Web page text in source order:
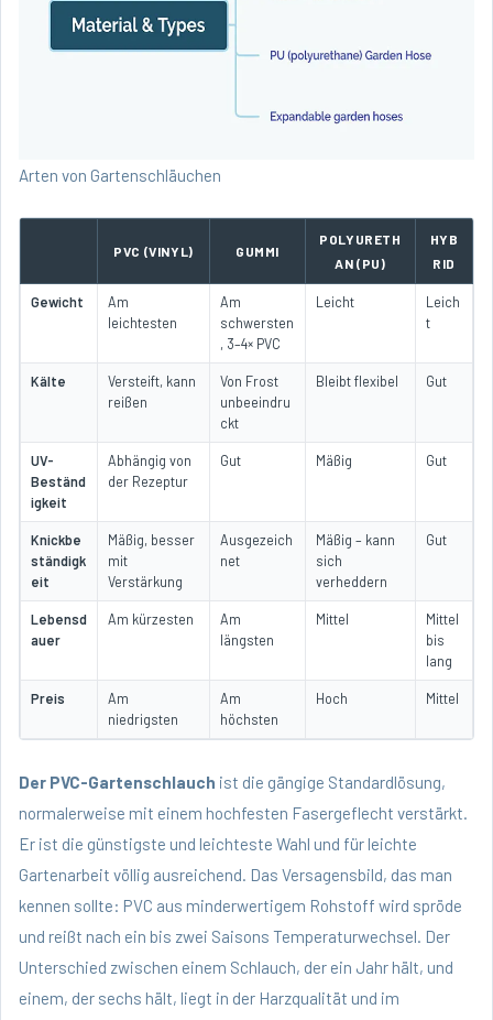
Arten von Gartenschläuchen
PVC (VINYL) GUMMI
POLYURETH
AN (PU)
HYB
RID
Gewicht
Am
leichtesten
Am
schwersten
, 3–4× PVC
Leicht
Leich
t
Kälte
Versteift, kann
reißen
Von Frost
unbeeindru
ckt
Bleibt flexibel Gut
UV-
Beständ
igkeit
Abhängig von
der Rezeptur
Gut Mäßig Gut
Knickbe
ständigk
eit
Mäßig, besser
mit
Verstärkung
Ausgezeich
net
Mäßig – kann
sich
verheddern
Gut
Lebensd
auer
Am kürzesten
Am
längsten
Mittel
Mittel
bis
lang
Preis
Am
niedrigsten
Am
höchsten
Hoch Mittel
Der PVC-Gartenschlauch ist die gängige Standardlösung,
normalerweise mit einem hochfesten Fasergeflecht verstärkt.
Er ist die günstigste und leichteste Wahl und für leichte
Gartenarbeit völlig ausreichend. Das Versagensbild, das man
kennen sollte: PVC aus minderwertigem Rohstoff wird spröde
und reißt nach ein bis zwei Saisons Temperaturwechsel. Der
Unterschied zwischen einem Schlauch, der ein Jahr hält, und
einem, der sechs hält, liegt in der Harzqualität und im